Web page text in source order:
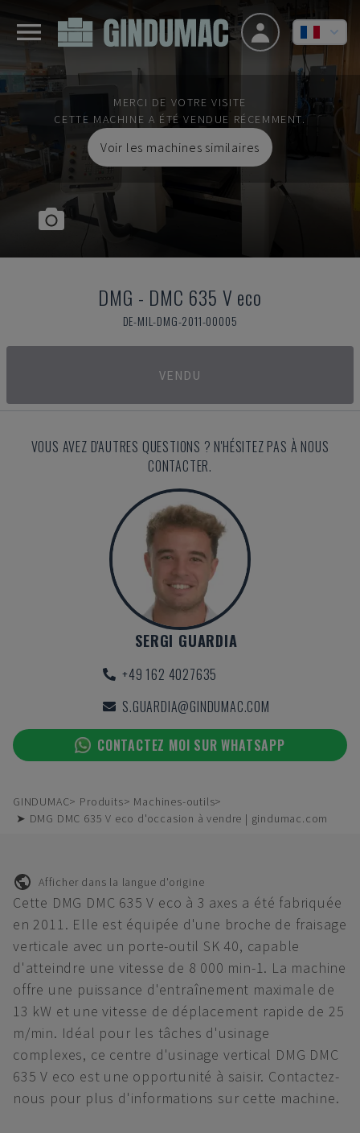
MERCI DE VOTRE VISITE
CETTE MACHINE A ÉTÉ VENDUE RÉCEMMENT.
Voir les machines similaires
DMG - DMC 635 V eco
DE-MIL-DMG-2011-00005
VENDU
VOUS AVEZ D'AUTRES QUESTIONS ? N'HÉSITEZ PAS À NOUS
CONTACTER.
SERGI GUARDIA
+49 162 4027635
S.GUARDIA@GINDUMAC.COM
CONTACTEZ MOI SUR WHATSAPP
GINDUMAC Produits
Machines-outils
➤ DMG DMC 635 V eco d'occasion à vendre | gindumac.com
Afficher dans la langue d'origine
Cette DMG DMC 635 V eco à 3 axes a été fabriquée
en 2011. Elle est équipée d'une broche de fraisage
verticale avec un porte-outil SK 40, capable
d'atteindre une vitesse de 8 000 min-1. La machine
offre une puissance d'entraînement maximale de
13 kW et une vitesse de déplacement rapide de 25
m/min. Idéal pour les tâches d'usinage
complexes, ce centre d'usinage vertical DMG DMC
635 V eco est une opportunité à saisir. Contactez-
nous pour plus d'informations sur cette machine.